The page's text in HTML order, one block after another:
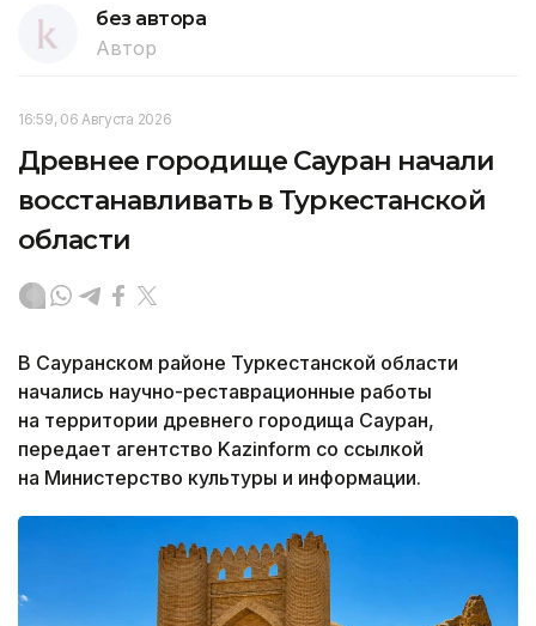
без автора
Автор
16:59, 06 Августа 2026
Древнее городище Сауран начали
восстанавливать в Туркестанской
области
В Сауранском районе Туркестанской области
начались научно-реставрационные работы
на территории древнего городища Сауран,
передает агентство Kazinform со ссылкой
на Министерство культуры и информации.